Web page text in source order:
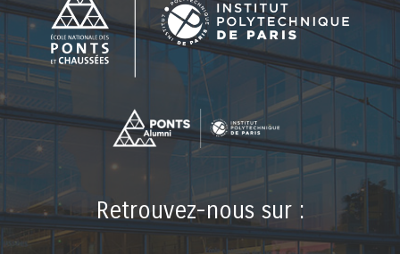
Retrouvez-nous sur :